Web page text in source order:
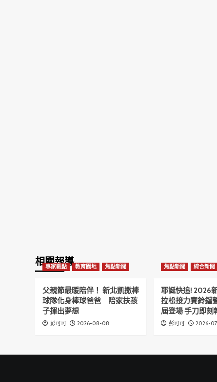
相關報導
專家觀點 教育園地 焦點新聞
父親節最暖陪伴！ 新北凱撒棒
球隊化身棒球爸爸 陪家扶孩
子揮出夢想
彭可可 2026-08-08
焦點新聞 綜合新聞
耶誕快追! 2026
拉松接力賽鈴
屆登場 手刀即刻
彭可可 2026-